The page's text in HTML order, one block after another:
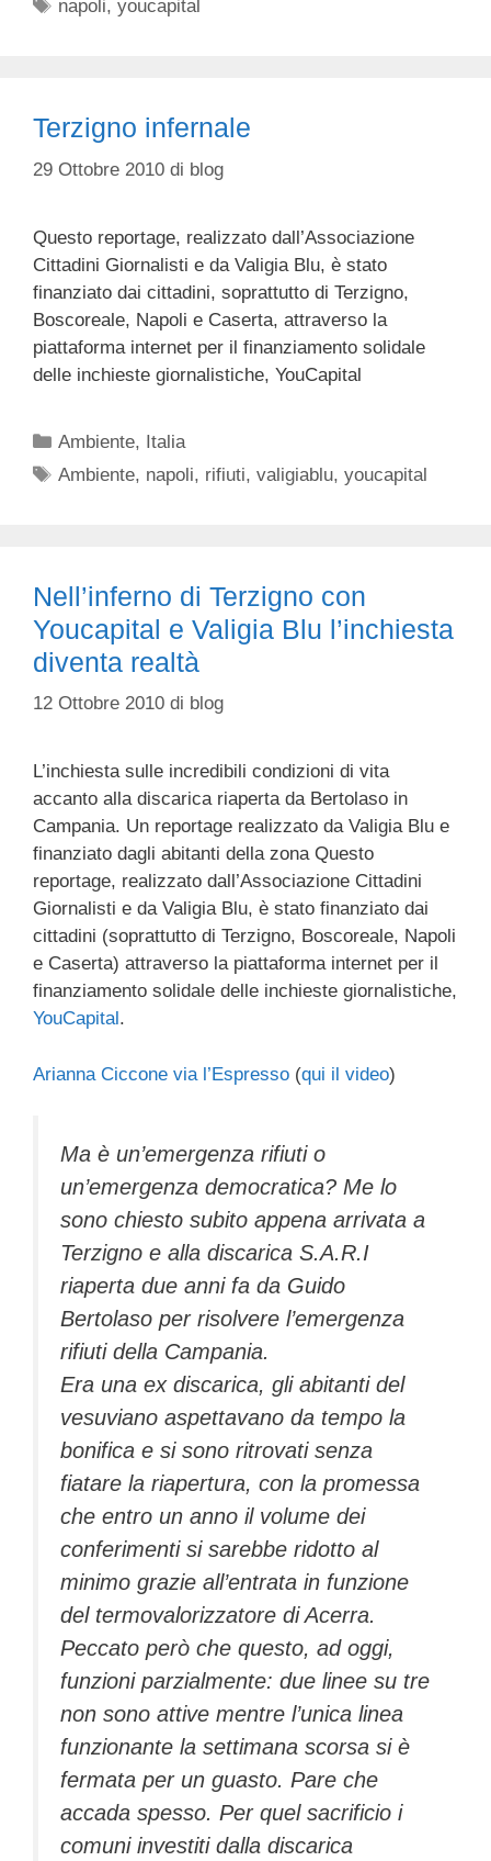
napoli,youcapital
Terzigno infernale
29 Ottobre 2010 di blog
Questo reportage, realizzato dall’Associazione
Cittadini Giornalisti e da Valigia Blu, è stato
finanziato dai cittadini, soprattutto di Terzigno,
Boscoreale, Napoli e Caserta, attraverso la
piattaforma internet per il finanziamento solidale
delle inchieste giornalistiche, YouCapital
Categorie
Ambiente, Italia
Tag
Ambiente, napoli, rifiuti,valigiablu,youcapital
Nell’inferno di Terzigno con
Youcapital e Valigia Blu l’inchiesta
diventa realtà
12 Ottobre 2010 di blog
L’inchiesta sulle incredibili condizioni di vita
accanto alla discarica riaperta da Bertolaso in
Campania. Un reportage realizzato da Valigia Blu e
finanziato dagli abitanti della zona Questo
reportage, realizzato dall’Associazione Cittadini
Giornalisti e da Valigia Blu, è stato finanziato dai
cittadini (soprattutto di Terzigno, Boscoreale, Napoli
e Caserta) attraverso la piattaforma internet per il
finanziamento solidale delle inchieste giornalistiche,
YouCapital .
Arianna Ciccone via l’Espresso (qui il video)
Ma è un’emergenza rifiuti o
un’emergenza democratica? Me lo
sono chiesto subito appena arrivata a
Terzigno e alla discarica S.A.R.I
riaperta due anni fa da Guido
Bertolaso per risolvere l’emergenza
rifiuti della Campania.
Era una ex discarica, gli abitanti del
vesuviano aspettavano da tempo la
bonifica e si sono ritrovati senza
fiatare la riapertura, con la promessa
che entro un anno il volume dei
conferimenti si sarebbe ridotto al
minimo grazie all’entrata in funzione
del termovalorizzatore di Acerra.
Peccato però che questo, ad oggi,
funzioni parzialmente: due linee su tre
non sono attive mentre l’unica linea
funzionante la settimana scorsa si è
fermata per un guasto. Pare che
accada spesso. Per quel sacrificio i
comuni investiti dalla discarica